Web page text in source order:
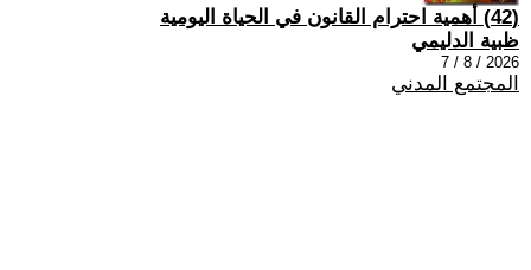
(42) أهمية احترام القانون في الحياة اليومية
ظبية الدليمي
2026 / 8 / 7
المجتمع المدني